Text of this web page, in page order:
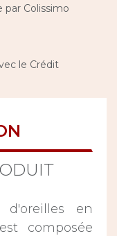
par Colissimo
le Crédit
en
composée